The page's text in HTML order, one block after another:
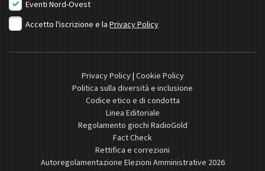
Eventi Nord-Ovest
Accetto l'iscrizione e la Privacy Policy
Privacy Policy| Cookie Policy
Politica sulla diversità e inclusione
Codice etico e di condotta
Linea Editoriale
Regolamento giochi RadioGold
Fact Check
Rettifica e correzioni
Autoregolamentazione Elezioni Amministrative 2026